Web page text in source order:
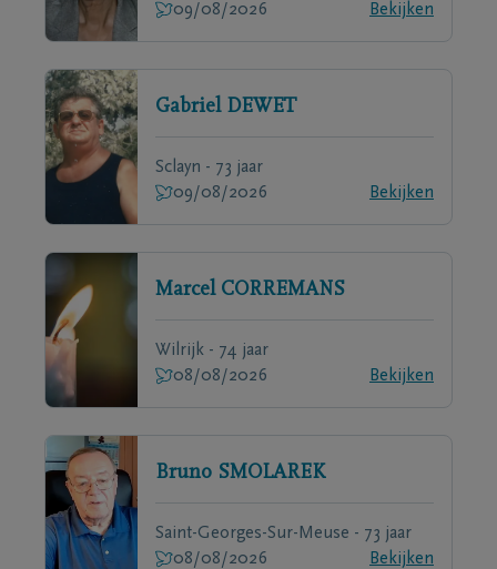
09/08/2026
Bekijken
Gabriel DEWET
Sclayn - 73 jaar
09/08/2026
Bekijken
Marcel CORREMANS
Wilrijk - 74 jaar
08/08/2026
Bekijken
Bruno SMOLAREK
Saint-Georges-Sur-Meuse - 73 jaar
08/08/2026
Bekijken